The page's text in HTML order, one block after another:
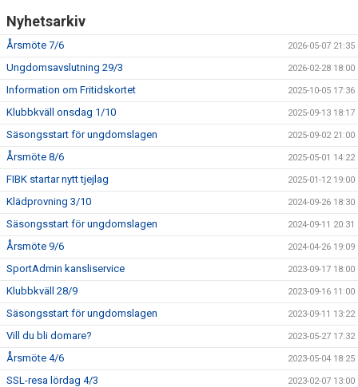
Nyhetsarkiv
Årsmöte 7/6 2026-05-07 21:35
Ungdomsavslutning 29/3 2026-02-28 18:00
Information om Fritidskortet 2025-10-05 17:36
Klubbkväll onsdag 1/10 2025-09-13 18:17
Säsongsstart för ungdomslagen 2025-09-02 21:00
Årsmöte 8/6 2025-05-01 14:22
FIBK startar nytt tjejlag 2025-01-12 19:00
Klädprovning 3/10 2024-09-26 18:30
Säsongsstart för ungdomslagen 2024-09-11 20:31
Årsmöte 9/6 2024-04-26 19:09
SportAdmin kansliservice 2023-09-17 18:00
Klubbkväll 28/9 2023-09-16 11:00
Säsongsstart för ungdomslagen 2023-09-11 13:22
Vill du bli domare? 2023-05-27 17:32
Årsmöte 4/6 2023-05-04 18:25
SSL-resa lördag 4/3 2023-02-07 13:00